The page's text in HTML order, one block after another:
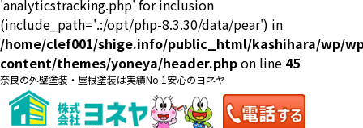
'analyticstracking.php' for inclusion
(include_path='.:/opt/php-8.3.30/data/pear') in
/home/clef001/shige.info/public_html/kashihara/wp/
content/themes/yoneya/header.phpon line 45
奈良の外壁塗装・屋根塗装は実績No.1安心のヨネヤ
来店予約 お問い合わせ
お見積り